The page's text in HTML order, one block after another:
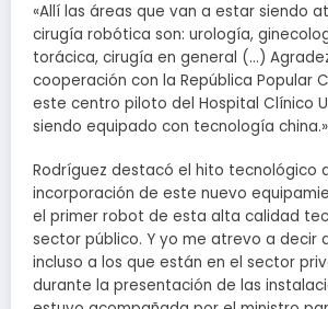
«Allí las áreas que van a estar siendo
cirugía robótica son: urología,
torácica, cirugía en general (…)
cooperación con la República Popular
este centro piloto del Hospital Clínico
siendo equipado con tecnología
Rodríguez destacó el hito tecnológico
incorporación de este nuevo
el primer robot de esta alta calidad
sector público. Y yo me atrevo a decir
incluso a los que están en el sector
durante la presentación de las